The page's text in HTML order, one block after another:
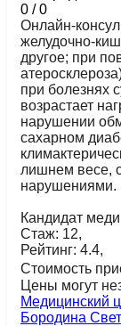
0 /0
Онлайн-
желудочно-
другое; при
при болезнях
возрастает
нарушении
сахарном
лишнем весе,
нарушениями.
Кандидат
Стаж: 12,
Рейтинг: 4.4,
Стоимость
Цены могут
Медицинский
Бородина